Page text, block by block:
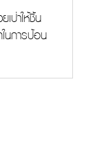
เป่าให้ชิ้น
นการป้อน